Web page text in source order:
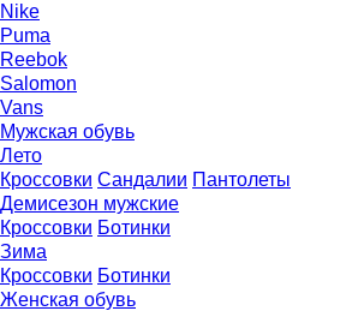
Nike
Puma
Reebok
Salomon
Vans
Мужская обувь
Лето
Кроссовки Сандалии Пантолеты
Демисезон мужские
Кроссовки Ботинки
Зима
Кроссовки Ботинки
Женская обувь